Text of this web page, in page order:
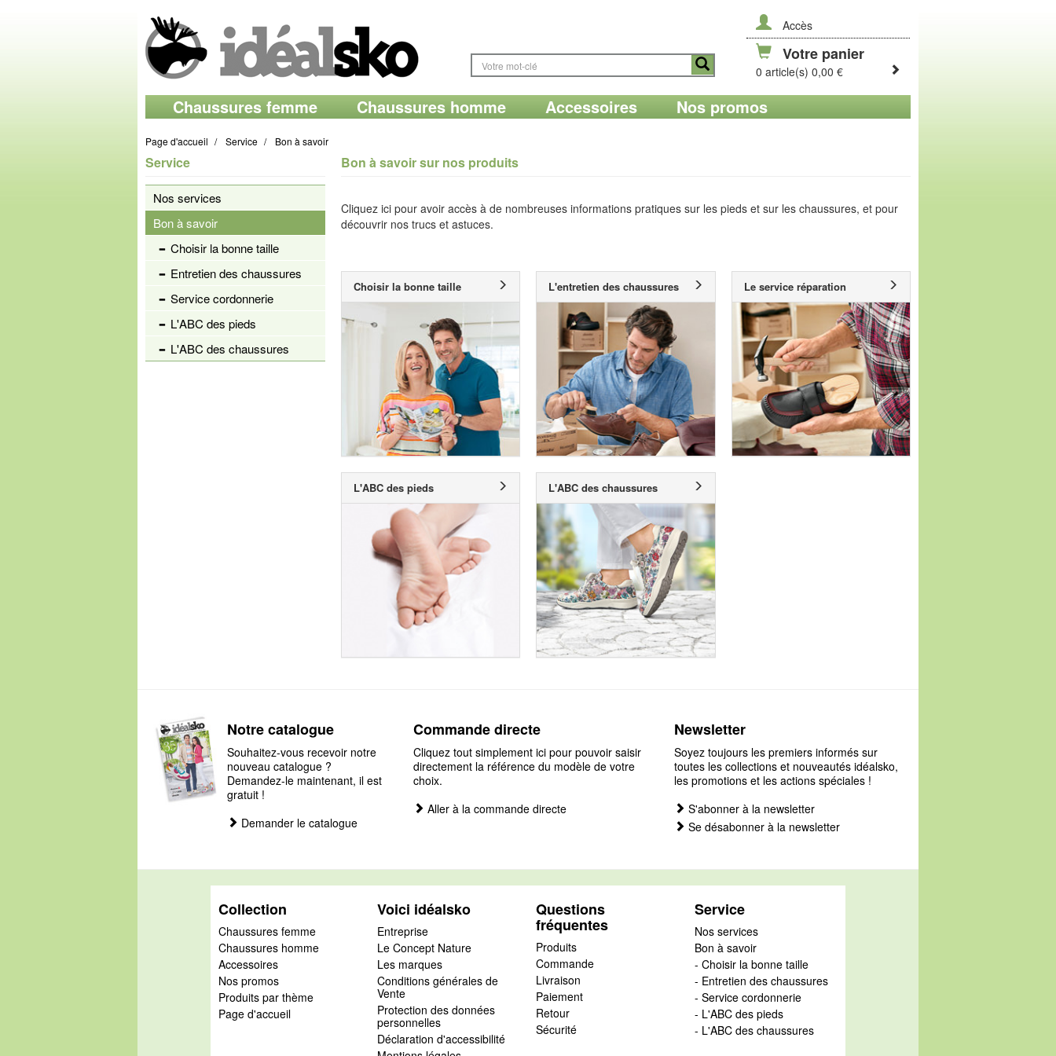
Accès
Votre panier
0 article(s) 0,00 €
Chaussures femme Chaussures homme Accessoires Nos promos
Page d'accueil Service Bon à savoir
Bon à savoir sur nos produits
Cliquez ici pour avoir accès à de nombreuses informations pratiques sur les pieds et sur les chaussures, et pour
découvrir nos trucs et astuces.
Choisir la bonne taille L'entretien des chaussures Le service réparation
L'ABC des pieds L'ABC des chaussures
Service
Nos services
Bon à savoir
Choisir la bonne taille
Entretien des chaussures
Service cordonnerie
L'ABC des pieds
L'ABC des chaussures
Notre catalogue
Souhaitez-vous recevoir notre
nouveau catalogue ?
Demandez-le maintenant, il est
gratuit !
Demander le catalogue
Commande directe
Cliquez tout simplement ici pour pouvoir saisir
directement la référence du modèle de votre
choix.
Aller à la commande directe
Newsletter
Soyez toujours les premiers informés sur
toutes les collections et nouveautés idéalsko,
les promotions et les actions spéciales !
S'abonner à la newsletter
Se désabonner à la newsletter
Collection
Chaussures femme
Chaussures homme
Accessoires
Nos promos
Produits par thème
Page d'accueil
Voici idéalsko
Entreprise
Le Concept Nature
Les marques
Conditions générales de
Vente
Protection des données
personnelles
Déclaration d'accessibilité
Questions
fréquentes
Produits
Commande
Livraison
Paiement
Retour
Sécurité
Service
Nos services
Bon à savoir
- Choisir la bonne taille
- Entretien des chaussures
- Service cordonnerie
- L'ABC des pieds
- L'ABC des chaussures